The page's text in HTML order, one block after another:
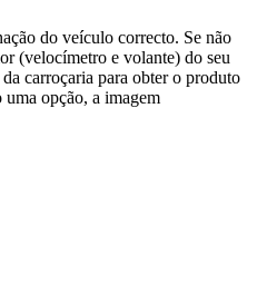
do veículo correcto. Se não
(velocímetro e volante) do seu
carroçaria para obter o produto
opção, a imagem